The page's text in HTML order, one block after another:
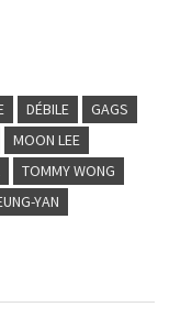
DÉBILE
GAGS
MOON LEE
TOMMY WONG
YAN